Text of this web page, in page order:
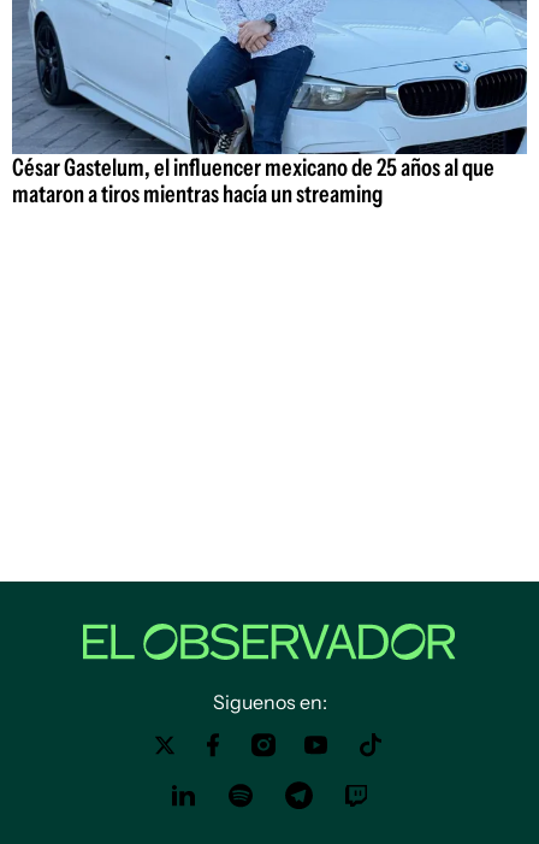
César Gastelum, el influencer mexicano de 25 años al que
mataron a tiros mientras hacía un streaming
Siguenos en: